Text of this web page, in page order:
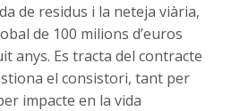
de residus i la neteja viària,
de 100 milions d’euros
anys. Es tracta del contracte
el consistori, tant per
impacte en la vida